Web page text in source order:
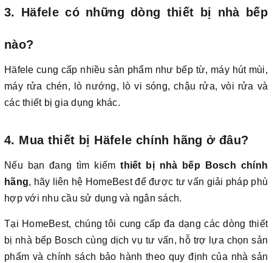
3. Häfele có những dòng thiết bị nhà bếp
nào?
Häfele cung cấp nhiều sản phẩm như bếp từ, máy hút mùi,
máy rửa chén, lò nướng, lò vi sóng, chậu rửa, vòi rửa và
các thiết bị gia dụng khác.
4. Mua thiết bị Häfele chính hãng ở đâu?
Nếu bạn đang tìm kiếmthiết bị nhà bếp Bosch chính
hãng, hãy liên hệ HomeBest để được tư vấn giải pháp phù
hợp với nhu cầu sử dụng và ngân sách.
Tại HomeBest, chúng tôi cung cấp đa dạng các dòng thiết
bị nhà bếp Bosch cùng dịch vụ tư vấn, hỗ trợ lựa chọn sản
phẩm và chính sách bảo hành theo quy định của nhà sản